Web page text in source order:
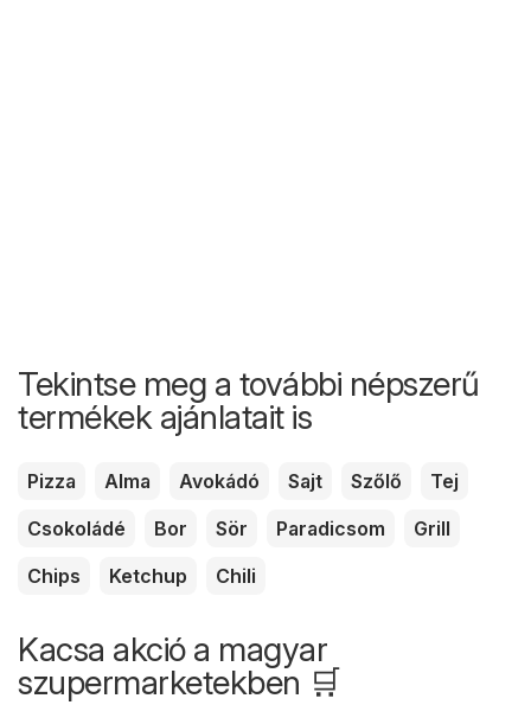
Tekintse meg a további népszerű
termékek ajánlatait is
Pizza Alma Avokádó Sajt Szőlő
Tej
Csokoládé
Bor Sör Paradicsom
Grill
Chips
Ketchup Chili
Kacsa akció a magyar
szupermarketekben 🛒